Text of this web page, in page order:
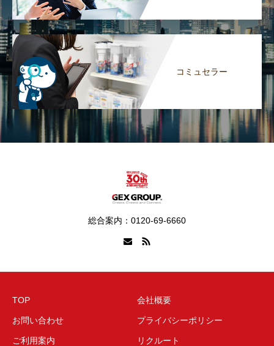
コミュセラー
総合案内：0120-69-6660
TOP 会社概要
お問い合わせ プライバシーポリシー
ご利用案内 リクルート